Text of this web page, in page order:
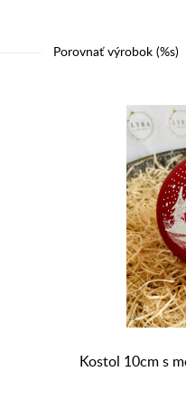
Porovnať výrobok (%s)
Kostol 10cm s